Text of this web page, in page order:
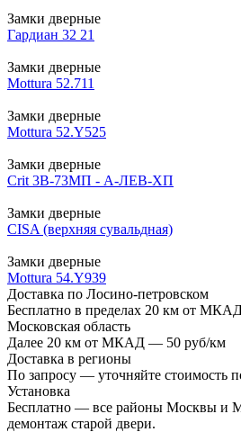
Замки дверные
Гардиан 32 21
Замки дверные
Mottura 52.711
Замки дверные
Mottura 52.Y525
Замки дверные
Crit 3В-73МП - А-ЛЕВ-ХП
Замки дверные
CISA (верхняя сувальдная)
Замки дверные
Mottura 54.Y939
Доставка по Лосино-петровском
Бесплатно в пределах 20 км от
Московская область
Далее 20 км от МКАД — 50 руб/км
Доставка в регионы
По запросу — уточняйте стоимость
Установка
Бесплатно — все районы Москвы и
демонтаж старой двери.